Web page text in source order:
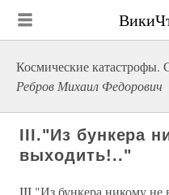
Космические катастрофы.
Ребров Михаил Федорович
III."Из бункера
выходить!.."
III."Из бункера никому не